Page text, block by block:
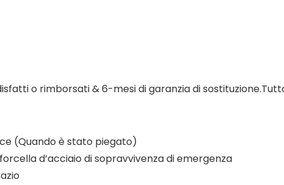
o rimborsati & 6-mesi di garanzia di
(Quando è stato piegato)
d’acciaio di sopravvivenza di emergenza